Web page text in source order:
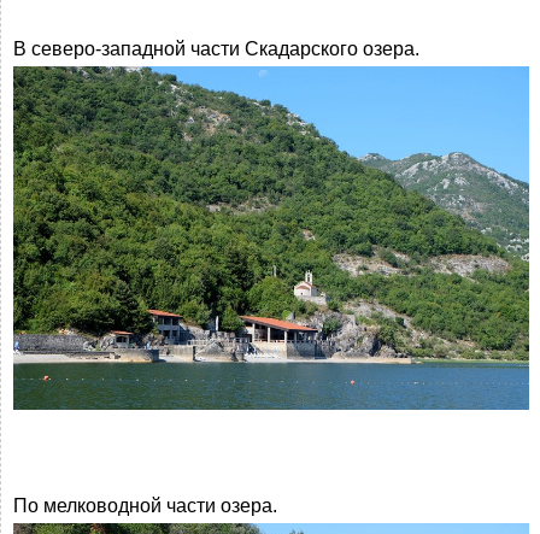
В северо-западной части Скадарского озера.
По мелководной части озера.